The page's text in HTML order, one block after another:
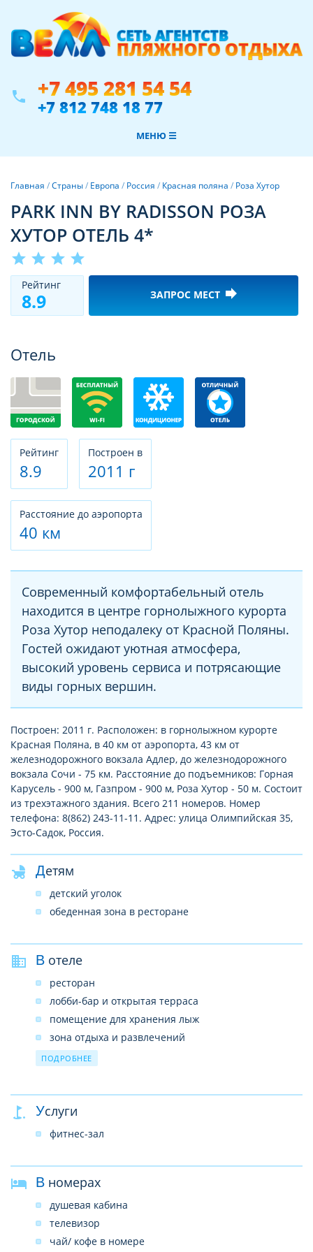
phone +7 495 281 54 54
+7 812 748 18 77
МЕНЮ ☰
Главная /Страны/ Европа / Россия / Красная поляна / Роза Хутор
PARK INN BY RADISSON РОЗА
ХУТОР ОТЕЛЬ 4*
star star star star
Рeйтинг
8.9 ЗАПРОС МЕСТ forward
Отель
Рeйтинг
8.9
Построен в
2011 г
Расстояние до аэропорта
40 км
Современный комфортабельный отель
находится в центре горнолыжного курорта
Роза Хутор неподалеку от Красной Поляны.
Гостей ожидают уютная атмосфера,
высокий уровень сервиса и потрясающие
виды горных вершин.
Построен: 2011 г. Расположен: в горнолыжном курорте
Красная Поляна, в 40 км от аэропорта, 43 км от
железнодорожного вокзала Адлер, до железнодорожного
вокзала Сочи - 75 км. Расстояние до подъемников: Горная
Карусель - 900 м, Газпром - 900 м, Роза Хутор - 50 м. Состоит
из трехэтажного здания. Всего 211 номеров. Номер
телефона: 8(862) 243-11-11. Адрес: улица Олимпийская 35,
Эсто-Садок, Россия.
Детям
детский уголок
обеденная зона в ресторане
В отеле
ресторан
лобби-бар и открытая терраса
помещение для хранения лыж
зона отдыха и развлечений
конференц-залы
крытая охраняемая парковка
магазины
wi-fi бесплатно
ПОДРОБНЕЕ
Услуги
фитнес-зал
В номерах
душевая кабина
телевизор
чай/ кофе в номере